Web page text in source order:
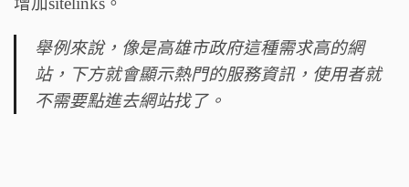
舉例來說，像是高雄市政府這種需求高的網
站，下方就會顯示熱門的服務資訊，使用者就
不需要點進去網站找了。